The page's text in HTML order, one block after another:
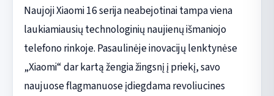
Naujoji Xiaomi 16 serija neabejotinai tampa viena
laukiamiausių technologinių naujienų išmaniojo
telefono rinkoje. Pasaulinėje inovacijų lenktynėse
„Xiaomi“ dar kartą žengia žingsnį į priekį, savo
naujuose flagmanuose įdiegdama revoliucines